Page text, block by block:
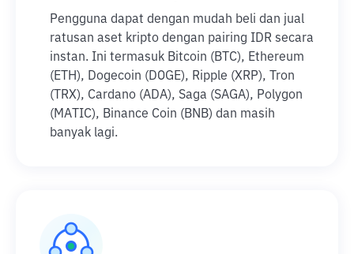
Pengguna dapat dengan mudah beli dan jual
ratusan aset kripto dengan pairing IDR secara
instan. Ini termasuk Bitcoin (BTC), Ethereum
(ETH), Dogecoin (DOGE), Ripple (XRP), Tron
(TRX), Cardano (ADA), Saga (SAGA), Polygon
(MATIC), Binance Coin (BNB) dan masih
banyak lagi.